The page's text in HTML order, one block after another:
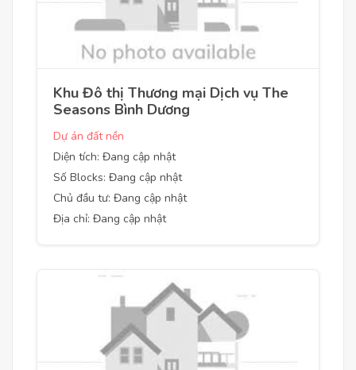
Khu Đô thị Thương mại Dịch vụ The
Seasons Bình Dương
Dự án đất nền
Diện tích: Đang cập nhật
Số Blocks: Đang cập nhật
Chủ đầu tư: Đang cập nhật
Địa chỉ: Đang cập nhật